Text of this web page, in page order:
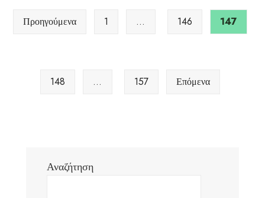
Προηγούμενα 1 … 146 147
148 … 157 Επόμενα
Αναζήτηση